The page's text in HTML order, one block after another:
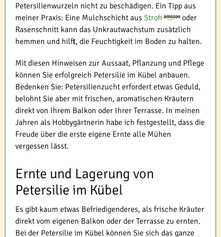
Petersilienwurzeln nicht zu beschädigen. Ein Tipp aus
meiner Praxis: Eine Mulchschicht aus Stroh
oder
Rasenschnitt kann das Unkrautwachstum zusätzlich
hemmen und hilft, die Feuchtigkeit im Boden zu halten.
Mit diesen Hinweisen zur Aussaat, Pflanzung und Pflege
können Sie erfolgreich Petersilie im Kübel anbauen.
Bedenken Sie: Petersilienzucht erfordert etwas Geduld,
belohnt Sie aber mit frischen, aromatischen Kräutern
direkt von Ihrem Balkon oder Ihrer Terrasse. In meinen
Jahren als Hobbygärtnerin habe ich festgestellt, dass die
Freude über die erste eigene Ernte alle Mühen
vergessen lässt.
Ernte und Lagerung von
Petersilie im Kübel
Es gibt kaum etwas Befriedigenderes, als frische Kräuter
direkt vom eigenen Balkon oder der Terrasse zu ernten.
Bei der Petersilie im Kübel können Sie sich das ganze